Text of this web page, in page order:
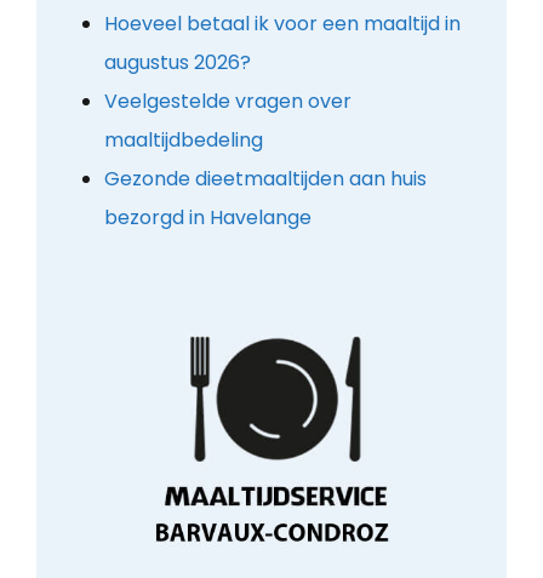
Hoeveel betaal ik voor een maaltijd in
augustus 2026?
Veelgestelde vragen over
maaltijdbedeling
Gezonde dieetmaaltijden aan huis
bezorgd in Havelange